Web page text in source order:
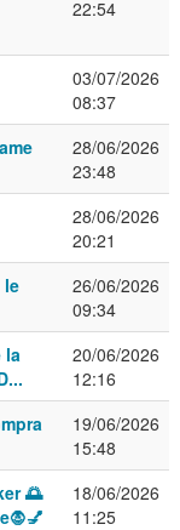
22:54
03/07/2026
08:37
28/06/2026
23:48
28/06/2026
20:21
le
26/06/2026
09:34
la
20/06/2026
12:16
19/06/2026
15:48
🌅
18/06/2026
11:25